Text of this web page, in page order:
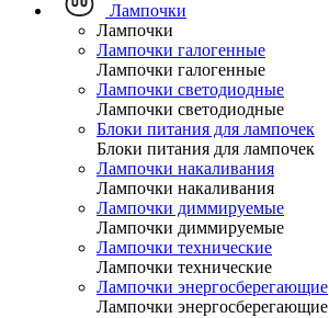
Лампочки
Лампочки
Лампочки галогенные
Лампочки галогенные
Лампочки светодиодные
Лампочки светодиодные
Блоки питания для лампочек
Блоки питания для лампочек
Лампочки накаливания
Лампочки накаливания
Лампочки диммируемые
Лампочки диммируемые
Лампочки технические
Лампочки технические
Лампочки энергосберегающие
Лампочки энергосберегающие